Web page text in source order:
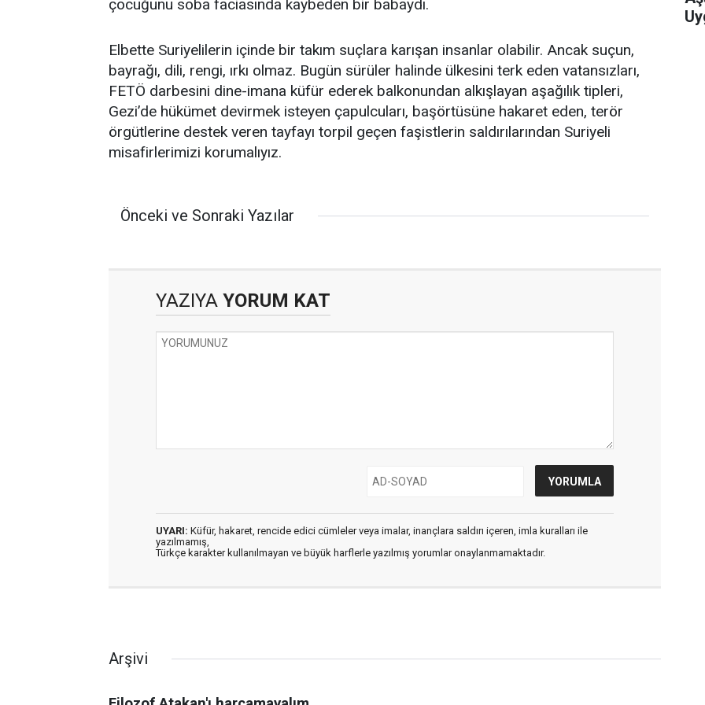
çocuğunu soba faciasında kaybeden bir babaydı.
Elbette Suriyelilerin içinde bir takım suçlara karışan insanlar olabilir. Ancak suçun,
bayrağı, dili, rengi, ırkı olmaz. Bugün sürüler halinde ülkesini terk eden vatansızları,
FETÖ darbesini dine-imana küfür ederek balkonundan alkışlayan aşağılık tipleri,
Gezi’de hükümet devirmek isteyen çapulcuları, başörtüsüne hakaret eden, terör
örgütlerine destek veren tayfayı torpil geçen faşistlerin saldırılarından Suriyeli
misafirlerimizi korumalıyız.
Önceki ve Sonraki Yazılar
YAZIYA YORUM KAT
UYARI: Küfür, hakaret, rencide edici cümleler veya imalar, inançlara saldırı içeren, imla kuralları ile
yazılmamış,
Türkçe karakter kullanılmayan ve büyük harflerle yazılmış yorumlar onaylanmamaktadır.
Arşivi